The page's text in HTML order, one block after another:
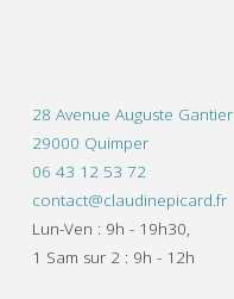
28 Avenue Auguste Gantier
29000 Quimper
06 43 12 53 72
contact@claudinepicard.fr
Lun-Ven : 9h - 19h30,
1 Sam sur 2 : 9h - 12h